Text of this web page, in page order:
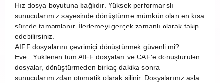
Hız dosya boyutuna bağlıdır. Yüksek performanslı
sunucularımız sayesinde dönüştürme mümkün olan en kısa
sürede tamamlanır. İlerlemeyi gerçek zamanlı olarak takip
edebilirsiniz.
AIFF dosyalarını çevrimiçi dönüştürmek güvenli mi?
Evet. Yüklenen tüm AIFF dosyaları ve CAF'e dönüştürülen
dosyalar, dönüştürmeden birkaç dakika sonra
sunucularımızdan otomatik olarak silinir. Dosyalarınız asla